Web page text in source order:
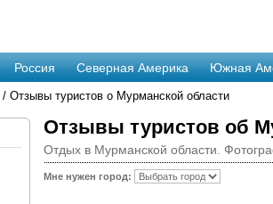
Россия Северная Америка Южная
/ Отзывы туристов о Мурманской области
Отзывы туристов об
Отдых в Мурманской области.
Мне нужен город: